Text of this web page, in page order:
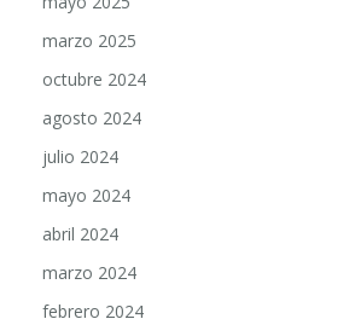
marzo 2025
octubre 2024
agosto 2024
julio 2024
mayo 2024
abril 2024
marzo 2024
febrero 2024